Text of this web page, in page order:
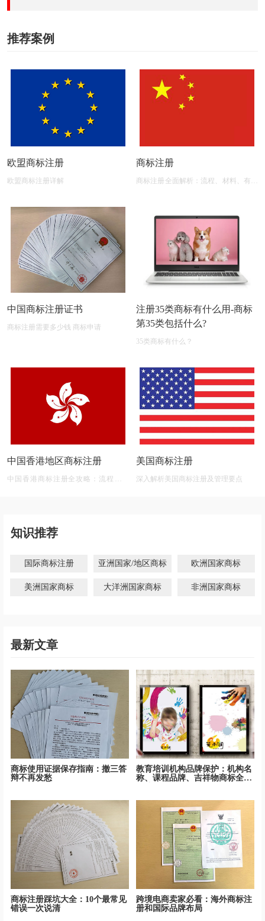
推荐案例
欧盟商标注册
欧盟商标注册详解
商标注册
商标注册全面解析：流程、材料、有效
中国商标注册证书
商标注册需要多少钱 商标申请
注册35类商标有什么用-商标
第35类包括什么?
35类商标有什么？
中国香港地区商标注册
中国香港商标注册全攻略：流程、材
美国商标注册
深入解析美国商标注册及管理要点
知识推荐
国际商标注册 亚洲国家/地区商标 欧洲国家商标
美洲国家商标 大洋洲国家商标 非洲国家商标
最新文章
商标使用证据保存指南：撤三答
辩不再发愁
教育培训机构品牌保护：机构名
称、课程品牌、吉祥物商标全面
商标注册踩坑大全：10个最常见
错误一次说清
跨境电商卖家必看：海外商标注
册和国际品牌布局